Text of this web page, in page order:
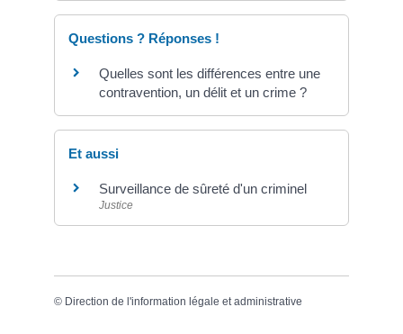
Questions ? Réponses !
Quelles sont les différences entre une
contravention, un délit et un crime ?
Et aussi
Surveillance de sûreté d'un criminel
Justice
© Direction de l'information légale et administrative